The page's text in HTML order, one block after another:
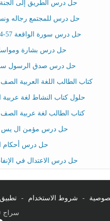
حل درس الطريق إلى الجنة
حل درس للمجتمع رجاله
حل درس سورة الواقعة 57-74 تربية اسلامية الصف التاسع
حل درس بشارة
حل درس صدق الرسول سورة يس 1-12
كتاب الطالب اللغة العربية الصف
حلول كتاب النشاط لغة عربية
كتاب الطالب لغة عربية الصف
حل درس مؤمن ال يس
حل درس أحكام
حل درس الاعتدال في
- شروط الاستخدام -
سراج ©